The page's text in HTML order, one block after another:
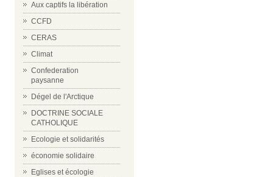
Aux captifs la libération
CCFD
CERAS
Climat
Confederation
paysanne
Dégel de l'Arctique
DOCTRINE SOCIALE
CATHOLIQUE
Ecologie et solidarités
économie solidaire
Eglises et écologie